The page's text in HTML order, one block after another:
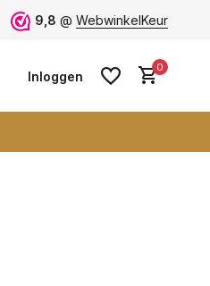
Grootste collectie -ruim 600+
9,8 @ WebwinkelKeur
Inloggen
0